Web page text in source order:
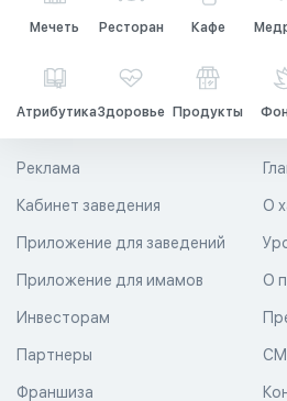
Мечеть Ресторан Кафе
АтрибутикаЗдоровье Продукты
О
Реклама
Кабинет заведения
Приложение для заведений
Приложение для имамов О
Инвесторам
Партнеры
Франшиза